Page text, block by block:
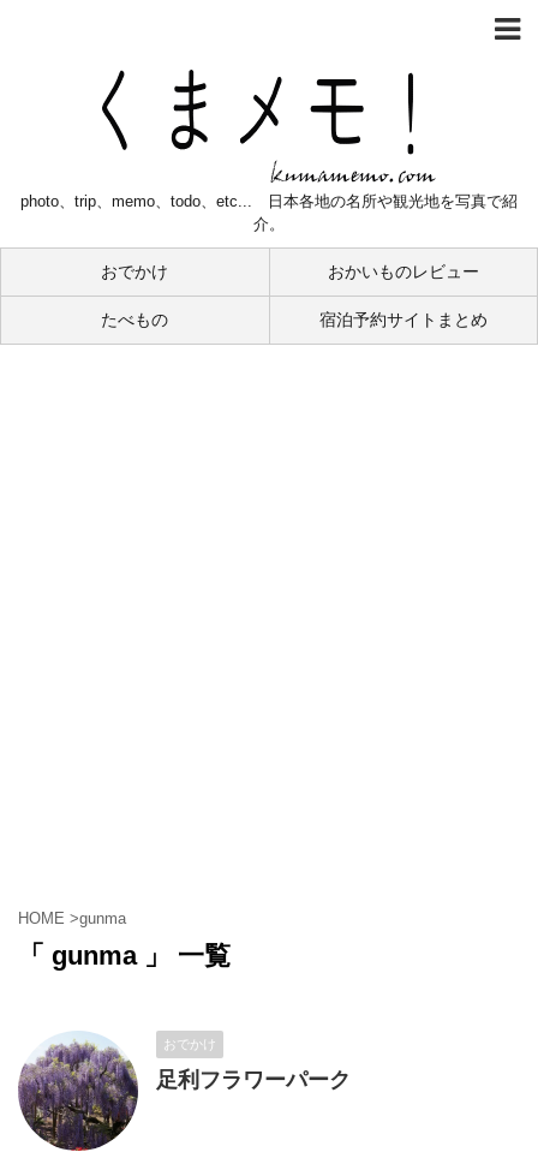
photo、trip、memo、todo、etc... 日本各地の名所や観光地を写真で紹
介。
おでかけ おかいものレビュー
たべもの 宿泊予約サイトまとめ
HOME >gunma
「 gunma 」 一覧
おでかけ
足利フラワーパーク